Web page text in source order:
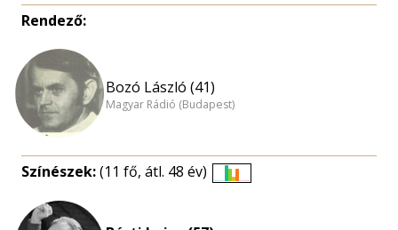
Rendező:
Bozó László (41)
Magyar Rádió (Budapest)
Színészek:(11 fő, átl. 48 év)